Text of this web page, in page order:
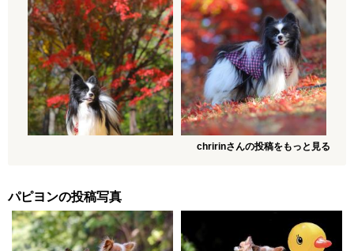
chririnさんの投稿をもっと見る
パピヨンの投稿写真